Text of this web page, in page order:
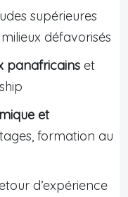
supérieures
défavorisés
panafricains et
et
formation au
d’expérience